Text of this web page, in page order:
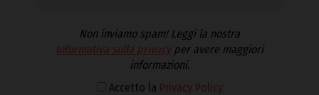
Non inviamo spam! Leggi la nostra
Informativa sulla privacyper avere maggiori
informazioni.
Accetto la Privacy Policy